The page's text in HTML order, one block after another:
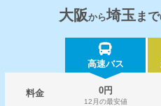
大阪から埼玉 ま
高速バス
料金 0円
12月の最安値